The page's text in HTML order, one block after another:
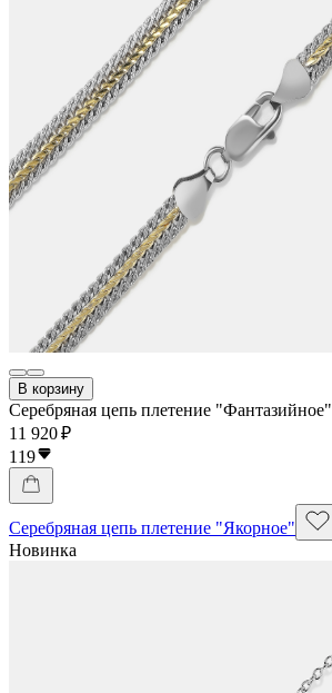
В корзину
Серебряная цепь плетение "Фантазийное"
11 920 ₽
119
Серебряная цепь плетение "Якорное"
Новинка